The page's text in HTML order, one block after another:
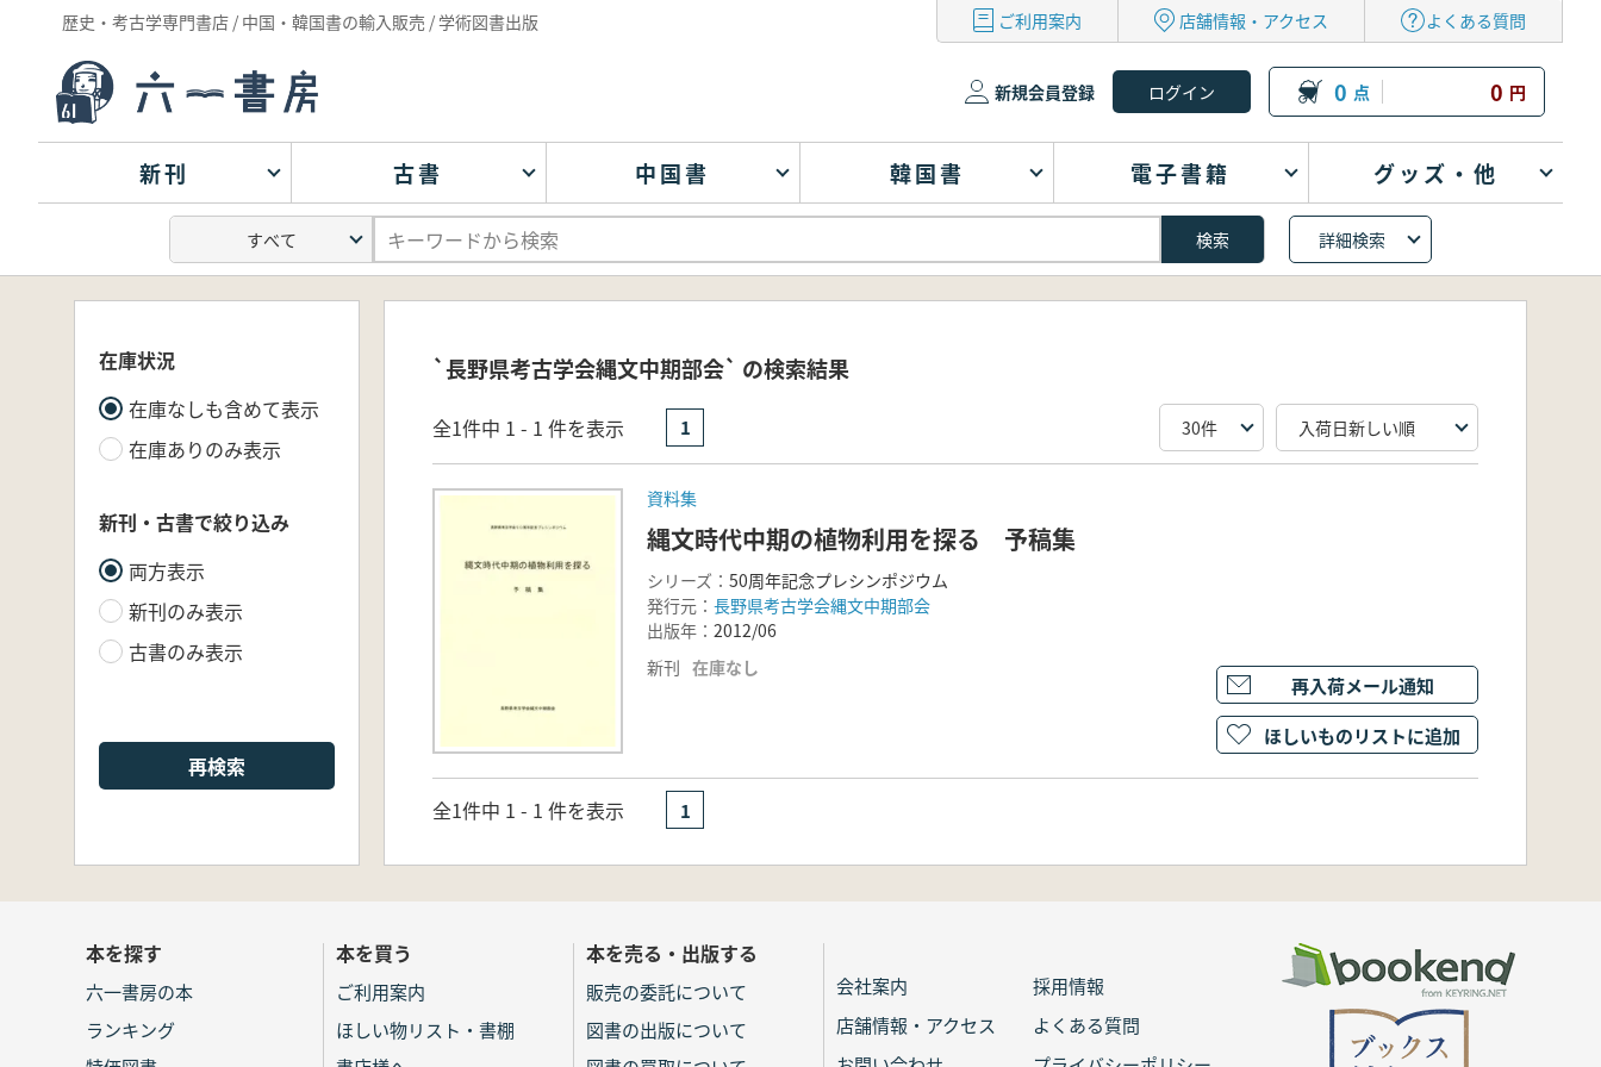
歴史・考古学専門書店 / 中国・韓国書の輸入販売 / 学術図書出版 ご利用案内 店舗情報・アクセス よくある質問
新規会員登録 0 点 0 円
新刊 古書 中国書 韓国書 電子書籍 グッズ・他
詳細検索
在庫状況
在庫なしも含めて表示
在庫ありのみ表示
新刊・古書で絞り込み
両方表示
新刊のみ表示
古書のみ表示
再検索
`長野県考古学会縄文中期部会` の検索結果
全1件中 1 - 1 件を表示 1
資料集
縄文時代中期の植物利用を探る 予稿集
シリーズ： 50周年記念プレシンポジウム
発行元： 長野県考古学会縄文中期部会
出版年： 2012/06
新刊 在庫なし
再入荷メール通知
ほしいものリストに追加
全1件中 1 - 1 件を表示 1
本を探す
六一書房の本
ランキング
本を買う
ご利用案内
ほしい物リスト・書棚
本を売る・出版する
販売の委託について
図書の出版について
会社案内
採用情報
店舗情報・アクセス
よくある質問